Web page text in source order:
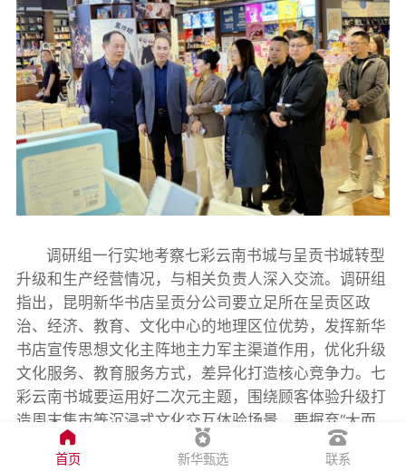
调研组一行实地考察七彩云南书城与呈贡书城转型
升级和生产经营情况，与相关负责人深入交流。调研组
指出，昆明新华书店呈贡分公司要立足所在呈贡区政
治、经济、教育、文化中心的地理区位优势，发挥新华
书店宣传思想文化主阵地主力军主渠道作用，优化升级
文化服务、教育服务方式，差异化打造核心竞争力。七
彩云南书城要运用好二次元主题，围绕顾客体验升级打
造周末集市等沉浸式文化交互体验场景。要摒弃“大而
全”及固化的布局模式，结合区域特点，发挥员工主观
能动性，实现“一店一品，一店一韵”的个性化经营模
首页 新华甄选 联系